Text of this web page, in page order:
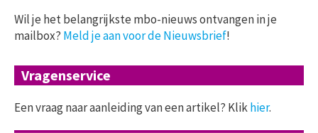
Wil je het belangrijkste mbo-nieuws ontvangen in je
mailbox? Meld je aan voor de Nieuwsbrief!
Vragenservice
Een vraag naar aanleiding van een artikel? Klikhier.